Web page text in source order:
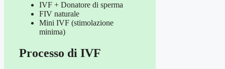
IVF + Donatore di sperma
FIV naturale
Mini IVF (stimolazione
minima)
Processo di IVF